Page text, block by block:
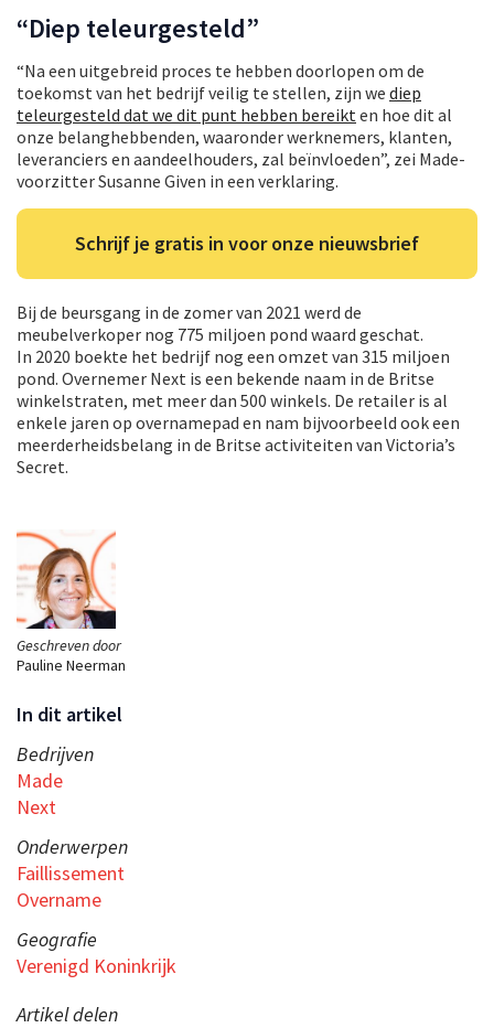
Geschreven door
Pauline Neerman
In dit artikel
Bedrijven
Made
Next
Onderwerpen
Faillissement
Overname
Geografie
Verenigd Koninkrijk
Artikel delen
“Diep teleurgesteld”
“Na een uitgebreid proces te hebben doorlopen om de
toekomst van het bedrijf veilig te stellen, zijn we diep
teleurgesteld dat we dit punt hebben bereikten hoe dit al
onze belanghebbenden, waaronder werknemers, klanten,
leveranciers en aandeelhouders, zal beïnvloeden”, zei Made-
voorzitter Susanne Given in een verklaring.
Schrijf je gratis in voor onze nieuwsbrief
Bij de beursgang in de zomer van 2021 werd de
meubelverkoper nog 775 miljoen pond waard geschat.
In 2020 boekte het bedrijf nog een omzet van 315 miljoen
pond. Overnemer Next is een bekende naam in de Britse
winkelstraten, met meer dan 500 winkels. De retailer is al
enkele jaren op overnamepad en nam bijvoorbeeld ook een
meerderheidsbelang in de Britse activiteiten van Victoria’s
Secret.